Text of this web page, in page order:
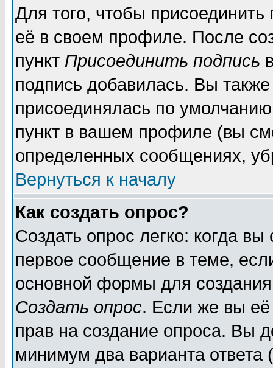
Для того, чтобы
её в своем профиле. После
пункт Присоединить подпись
подпись добавилась. Вы
присоединялась по
пункт в вашем профиле (вы
определенных сообщениях,
Вернуться к началу
Как создать опрос?
Создать опрос легко: когда
первое сообщение в теме,
основной формы для
Создать опрос. Если же вы её
прав на создание опроса. Вы
минимум два варианта ответа